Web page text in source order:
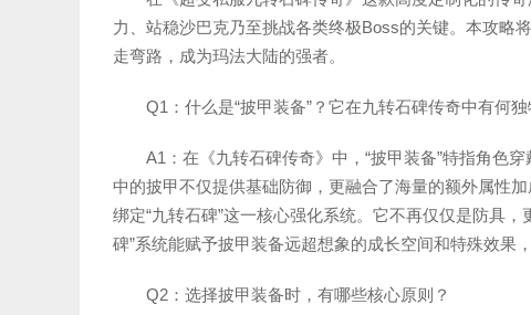
力、站稳沙巴克乃至挑战各类终极Boss的关键。本攻略
走弯路，成为玛法大陆的强者。
Q1：什么是“披甲装备”？它在九转石碑传奇中有何独
A1：在《九转石碑传奇》中，“披甲装备”特指角色
中的披甲不仅提供基础防御，更融合了海量的额外属性
绑定“九转石碑”这一核心强化系统。它不再仅仅是防具
碑”系统能赋予披甲装备远超想象的成长空间和特殊效果
Q2：选择披甲装备时，有哪些核心原则？